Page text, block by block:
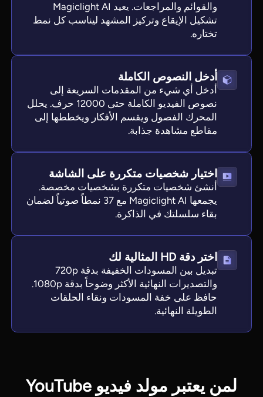
والقوائم والمراجعات. يعيد Magiclight AI
تشكيل الإيقاع وتركيز المشهد ليناسب كل نمط
تختاره.
أدخل النصوص الكاملة
أدخل أي شيء من المقدمات السريعة إلى
نصوص الفيديو الكاملة حتى 12000 حرف. يحلل
المحرك الفصول ويقسم الأفكار ويخططها إلى
مقاطع مشاهدة جذابة.
اختيار شخصيات متكررة على الشاشة
أنشئ شخصيات متكررة بشخصيات مخصصة.
يجمعها Magiclight AI مع 37 نمطاً صوتياً لضمان
بقاء سلسلتك في الذاكرة.
اختر دقة HD المثالية لك
تبديل بين المسودات الخفيفة بدقة 720p
والتصديرات النهائية الأكثر وضوحاً بدقة 1080p.
حافظ على خفة المسودات ونقاء الحلقات
الطويلة النهائية.
لمن يعتبر مولد فيديو YouTube